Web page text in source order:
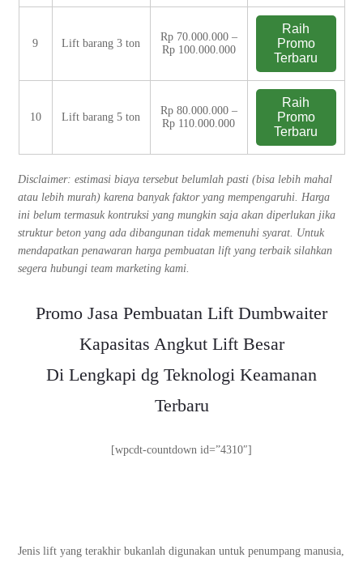
9 Lift barang 3 ton
Rp 70.000.000 –
Rp 100.000.000
Raih
Promo
Terbaru
10 Lift barang 5 ton
Rp 80.000.000 –
Rp 110.000.000
Raih
Promo
Terbaru
Disclaimer: estimasi biaya tersebut belumlah pasti (bisa lebih mahal
atau lebih murah) karena banyak faktor yang mempengaruhi. Harga
ini belum termasuk kontruksi yang mungkin saja akan diperlukan jika
struktur beton yang ada dibangunan tidak memenuhi syarat. Untuk
mendapatkan penawaran harga pembuatan lift yang terbaik silahkan
segera hubungi team marketing kami.
Promo Jasa Pembuatan Lift Dumbwaiter
Kapasitas Angkut Lift Besar
Di Lengkapi dg Teknologi Keamanan
Terbaru
[wpcdt-countdown id=”4310″]
Jenis lift yang terakhir bukanlah digunakan untuk penumpang manusia,